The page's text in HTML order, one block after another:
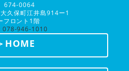
674-0064
久保町江井島914ー1
フロント1階
078-946-1010
HOME